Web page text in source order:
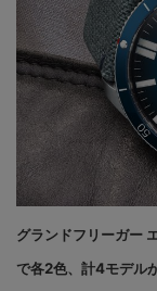
グランドフリーガー
で各2色、計4モデル